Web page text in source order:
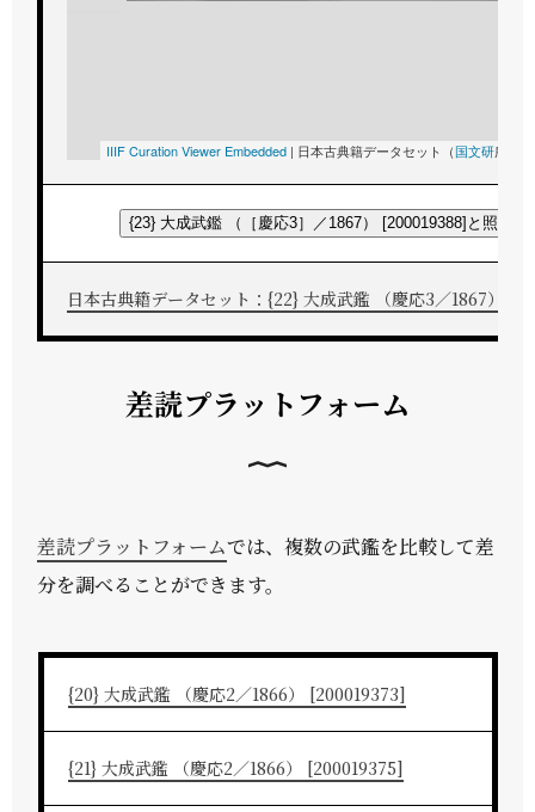
IIIF Curation Viewer Embedded | 日本古典籍データセット（国文研所蔵）
{23} 大成武鑑 （［慶応3］／1867） [200019388]と照合す
日本古典籍データセット：{22} 大成武鑑 （慶応3／1867）
差読プラットフォーム
差読プラットフォームでは、複数の武鑑を比較して差
分を調べることができます。
{20} 大成武鑑 （慶応2／1866） [200019373]
{21} 大成武鑑 （慶応2／1866） [200019375]